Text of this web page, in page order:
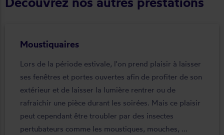
Moustiquaires
Lors de la période estivale, l'on prend plaisir à laisser
ses fenêtres et portes ouvertes afin de profiter de son
extérieur et de laisser la lumière rentrer ou de
rafraichir une pièce durant les soirées. Mais ce plaisir
peut cependant être troubler par des insectes
pertubateurs comme les moustiques, mouches, ...